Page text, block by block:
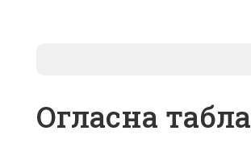
Огласна табла